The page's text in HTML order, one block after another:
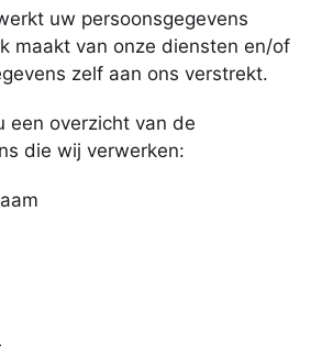
uw persoonsgegevens
maakt van onze diensten en/of
zelf aan ons verstrekt.
een overzicht van de
die wij verwerken: